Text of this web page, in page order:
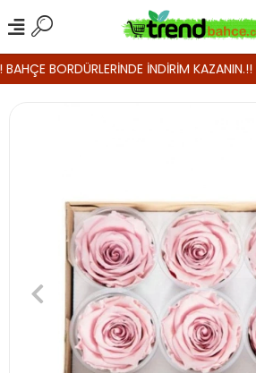
BORDÜRLERİNDE İNDİRİM KAZANIN.!!